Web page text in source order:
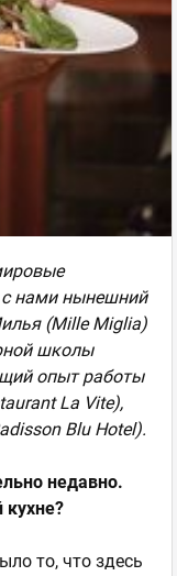
с нами нынешний
(Mille Miglia)
школы
опыт работы
La Vite),
Blu Hotel).
недавно.
кухне?
то, что здесь